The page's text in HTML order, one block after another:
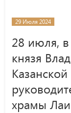
29 Июля 2024
28 июля, в
князя
храмы